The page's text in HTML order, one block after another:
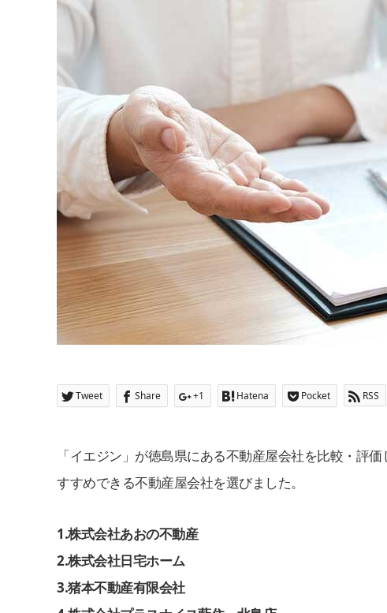
Tweet Share +1 Hatena Pocket RSS
「イエジン」が徳島県にある不動産屋会社を比較・評
すすめできる不動産屋会社を選びました。
1.株式会社あおの不動産
2.株式会社日宅ホーム
3.猪本不動産有限会社